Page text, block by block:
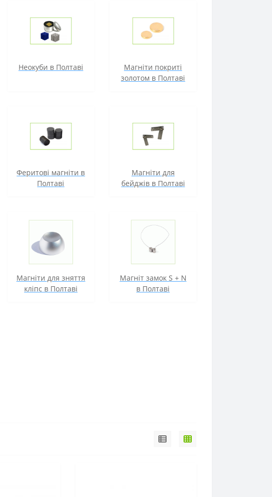
Неокуби в Полтаві
Магніти покриті
золотом в Полтаві
Феритові магніти в
Полтаві
Магніти для
бейджів в Полтаві
Магніти для зняття
кліпс в Полтаві
Магніт замок S + N
в Полтаві